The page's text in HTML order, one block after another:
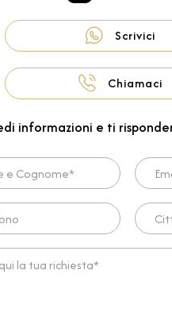
Scrivici
Chiamaci
informazioni e ti
Email*
Città
tua richiesta*